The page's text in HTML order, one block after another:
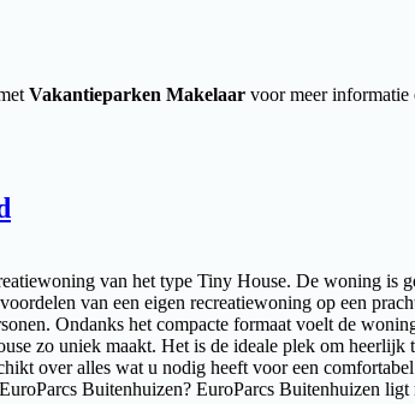
Vakantieparken Makelaar voor meer
van het type Tiny House. De woning is
van een eigen recreatiewoning op een
Ondanks het compacte formaat voelt de
zo uniek maakt. Het is de ideale plek om heerlijk
over alles wat u nodig heeft voor een
Buitenhuizen? EuroParcs Buitenhuizen